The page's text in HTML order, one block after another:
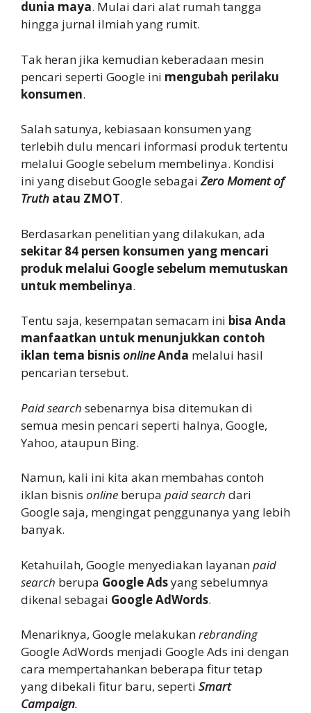
dunia maya. Mulai dari alat rumah tangga
hingga jurnal ilmiah yang rumit.
Tak heran jika kemudian keberadaan mesin
pencari seperti Google ini mengubah perilaku
konsumen.
Salah satunya, kebiasaan konsumen yang
terlebih dulu mencari informasi produk tertentu
melalui Google sebelum membelinya. Kondisi
ini yang disebut Google sebagaiZero Moment of
Truth atau ZMOT.
Berdasarkan penelitian yang dilakukan, ada
sekitar 84 persen konsumen yang mencari
produk melalui Google sebelum memutuskan
untuk membelinya.
Tentu saja, kesempatan semacam ini bisa Anda
manfaatkan untuk menunjukkan contoh
iklan tema bisnisonlineAnda melalui hasil
pencarian tersebut.
Paid search sebenarnya bisa ditemukan di
semua mesin pencari seperti halnya, Google,
Yahoo, ataupun Bing.
Namun, kali ini kita akan membahas contoh
iklan bisnis online berupa paid search dari
Google saja, mengingat penggunanya yang lebih
banyak.
Ketahuilah, Google menyediakan layananpaid
search berupa Google Adsyang sebelumnya
dikenal sebagai Google AdWords.
Menariknya, Google melakukanrebranding
Google AdWords menjadi Google Ads ini dengan
cara mempertahankan beberapa fitur tetap
yang dibekali fitur baru, seperti Smart
Campaign.